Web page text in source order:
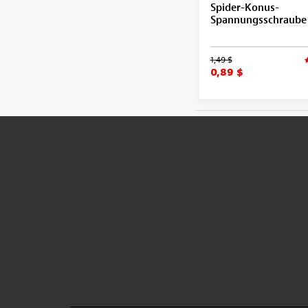
Spider-Konus-
Spannungsschraube
1,49 $
0,89 $